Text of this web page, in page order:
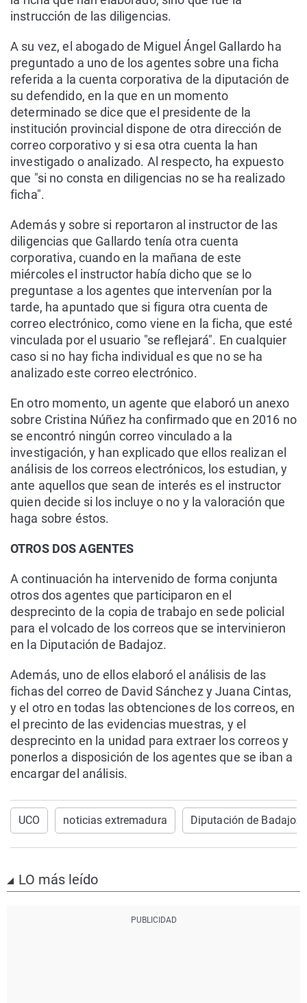
instrucción de las diligencias.
A su vez, el abogado de Miguel Ángel Gallardo ha
preguntado a uno de los agentes sobre una ficha
referida a la cuenta corporativa de la diputación de
su defendido, en la que en un momento
determinado se dice que el presidente de la
institución provincial dispone de otra dirección de
correo corporativo y si esa otra cuenta la han
investigado o analizado. Al respecto, ha expuesto
que "si no consta en diligencias no se ha realizado
ficha".
Además y sobre si reportaron al instructor de las
diligencias que Gallardo tenía otra cuenta
corporativa, cuando en la mañana de este
miércoles el instructor había dicho que se lo
preguntase a los agentes que intervenían por la
tarde, ha apuntado que si figura otra cuenta de
correo electrónico, como viene en la ficha, que esté
vinculada por el usuario "se reflejará". En cualquier
caso si no hay ficha individual es que no se ha
analizado este correo electrónico.
En otro momento, un agente que elaboró un anexo
sobre Cristina Núñez ha confirmado que en 2016 no
se encontró ningún correo vinculado a la
investigación, y han explicado que ellos realizan el
análisis de los correos electrónicos, los estudian, y
ante aquellos que sean de interés es el instructor
quien decide si los incluye o no y la valoración que
haga sobre éstos.
OTROS DOS AGENTES
A continuación ha intervenido de forma conjunta
otros dos agentes que participaron en el
desprecinto de la copia de trabajo en sede policial
para el volcado de los correos que se intervinieron
en la Diputación de Badajoz.
Además, uno de ellos elaboró el análisis de las
fichas del correo de David Sánchez y Juana Cintas,
y el otro en todas las obtenciones de los correos, en
el precinto de las evidencias muestras, y el
desprecinto en la unidad para extraer los correos y
ponerlos a disposición de los agentes que se iban a
encargar del análisis.
UCO noticias extremadura Diputación de Badajoz
LO más leído